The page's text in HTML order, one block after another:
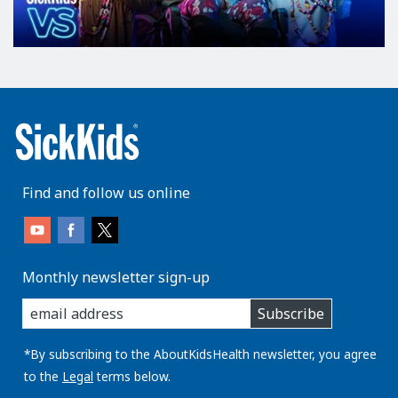
Find and follow us online
Monthly newsletter sign-up
enter
you
email
address:
Subscribe
*By subscribing to the AboutKidsHealth newsletter, you agree
to the Legal terms below.